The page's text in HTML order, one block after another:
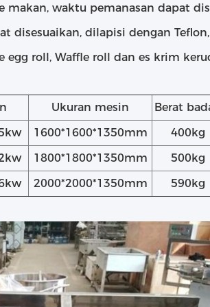
makan, waktu pemanasan dapat
disesuaikan, dilapisi dengan
egg roll, Waffle roll dan es krim
Ukuran mesin
Berat
1600*1600*1350mm
400kg
1800*1800*1350mm
500kg
2000*2000*1350mm 590kg